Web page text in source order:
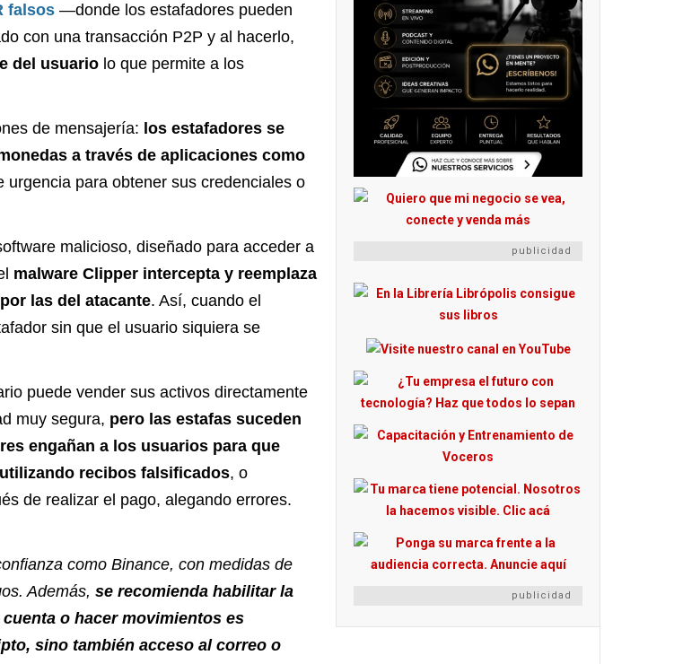
falsos —donde los estafadores pueden
con una transacción P2P y al hacerlo,
del usuario lo que permite a los
de mensajería: los estafadores se
a través de aplicaciones como
para obtener sus credenciales o
malicioso, diseñado para acceder a
malware Clipper intercepta y reemplaza
las del atacante. Así, cuando el
sin que el usuario siquiera se
puede vender sus activos directamente
muy segura, pero las estafas suceden
engañan a los usuarios para que
recibos falsificados, o
de realizar el pago, alegando errores.
como Binance, con medidas de
Además, se recomienda habilitar la
o hacer movimientos es
sino también acceso al correo o
publicidad
publicidad